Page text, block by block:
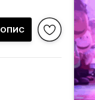
ОПИС